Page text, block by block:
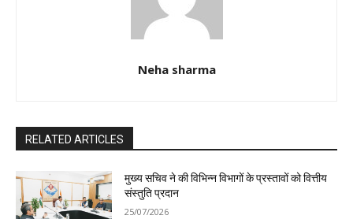
Neha sharma
RELATED ARTICLES
मुख्य सचिव ने की विभिन्न विभागों के प्रस्तावों को वित्तीय
संस्तुति प्रदान
25/07/2026